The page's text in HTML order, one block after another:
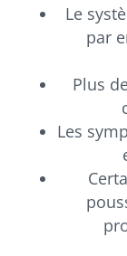
Le
par
Plus
Les